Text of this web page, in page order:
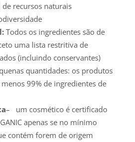
de recursos naturais
Todos os ingredientes são de
uma lista restritiva de
(incluindo conservantes)
quantidades: os produtos
99% de ingredientes de
–
um cosmético é certificado
apenas se no mínimo
contém forem de origem